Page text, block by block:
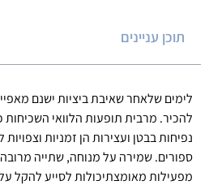
תוכן עניינים
לימים שלאחר שאיבת ביציות ישנם
להכיר. מרבית תופעות הלוואי
נפיחות בבטן ועצירות הן זמניות
ספורים. שמירה על מנוחה, שתייה מרובה
מפעילות מאומצתיכולות לסייע להקל